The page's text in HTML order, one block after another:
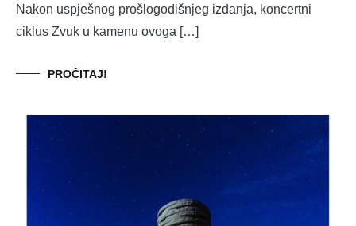
Nakon uspješnog prošlogodišnjeg izdanja, koncertni
ciklus Zvuk u kamenu ovoga […]
PROČITAJ!